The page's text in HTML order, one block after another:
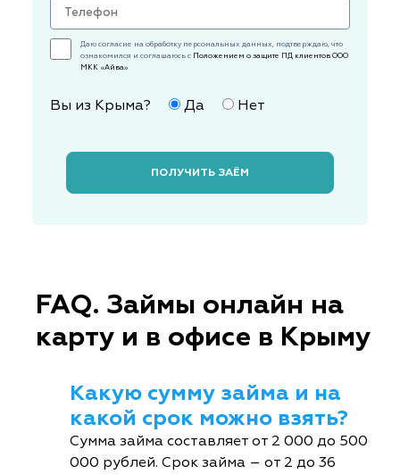
Даю согласие на обработку персональных данных, подтверждаю, что
ознакомился и соглашаюсь с Положением о защите ПД клиентов ООО
МКК «Айва»
Вы из Крыма? Да Нет
ПОЛУЧИТЬ ЗАЁМ
FAQ. Займы онлайн на
карту и в офисе в Крыму
Какую сумму займа и на
какой срок можно взять?
Сумма займа составляет от 2 000 до 500
000 рублей. Срок займа – от 2 до 36